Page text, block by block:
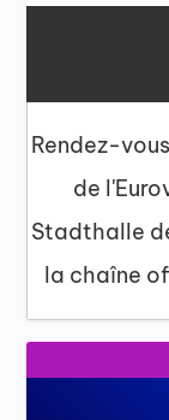
Rendez-
de
Stadthalle
la chaîne